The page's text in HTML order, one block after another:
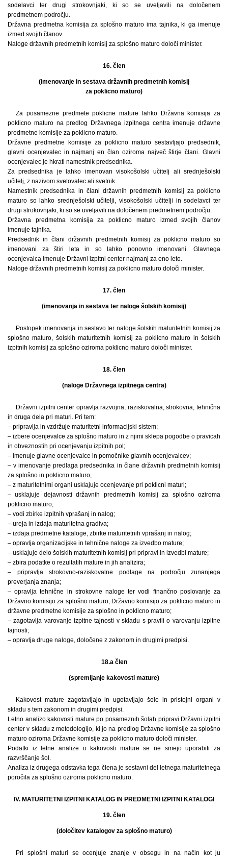
sodelavci ter drugi strokovnjaki, ki so se uveljavili na določenem
predmetnem področju.
Državna predmetna komisija za splošno maturo ima tajnika, ki ga imenuje
izmed svojih članov.
Naloge državnih predmetnih komisij za splošno maturo določi minister.
16. člen
(imenovanje in sestava državnih predmetnih komisij
za poklicno maturo)
Za posamezne predmete poklicne mature lahko Državna komisija za
poklicno maturo na predlog Državnega izpitnega centra imenuje državne
predmetne komisije za poklicno maturo.
Državne predmetne komisije za poklicno maturo sestavljajo predsednik,
glavni ocenjevalec in najmanj en član oziroma največ štirje člani. Glavni
ocenjevalec je hkrati namestnik predsednika.
Za predsednika je lahko imenovan visokošolski učitelj ali srednješolski
učitelj, z nazivom svetovalec ali svetnik.
Namestnik predsednika in člani državnih predmetnih komisij za poklicno
maturo so lahko srednješolski učitelji, visokošolski učitelji in sodelavci ter
drugi strokovnjaki, ki so se uveljavili na določenem predmetnem področju.
Državna predmetna komisija za poklicno maturo izmed svojih članov
imenuje tajnika.
Predsednik in člani državnih predmetnih komisij za poklicno maturo so
imenovani za štiri leta in so lahko ponovno imenovani. Glavnega
ocenjevalca imenuje Državni izpitni center najmanj za eno leto.
Naloge državnih predmetnih komisij za poklicno maturo določi minister.
17. člen
(imenovanja in sestava ter naloge šolskih komisij)
Postopek imenovanja in sestavo ter naloge šolskih maturitetnih komisij za
splošno maturo, šolskih maturitetnih komisij za poklicno maturo in šolskih
izpitnih komisij za splošno oziroma poklicno maturo določi minister.
18. člen
(naloge Državnega izpitnega centra)
Državni izpitni center opravlja razvojna, raziskovalna, strokovna, tehnična
in druga dela pri maturi. Pri tem:
– pripravlja in vzdržuje maturitetni informacijski sistem;
– izbere ocenjevalce za splošno maturo in z njimi sklepa pogodbe o pravicah
in obveznostih pri ocenjevanju izpitnih pol;
– imenuje glavne ocenjevalce in pomočnike glavnih ocenjevalcev;
– v imenovanje predlaga predsednika in člane državnih predmetnih komisij
za splošno in poklicno maturo;
– z maturitetnimi organi usklajuje ocenjevanje pri poklicni maturi;
– usklajuje dejavnosti državnih predmetnih komisij za splošno oziroma
poklicno maturo;
– vodi zbirke izpitnih vprašanj in nalog;
– ureja in izdaja maturitetna gradiva;
– izdaja predmetne kataloge, zbirke maturitetnih vprašanj in nalog;
– opravlja organizacijske in tehnične naloge za izvedbo mature;
– usklajuje delo šolskih maturitetnih komisij pri pripravi in izvedbi mature;
– zbira podatke o rezultatih mature in jih analizira;
– pripravlja strokovno-raziskovalne podlage na področju zunanjega
preverjanja znanja;
– opravlja tehnične in strokovne naloge ter vodi finančno poslovanje za
Državno komisijo za splošno maturo, Državno komisijo za poklicno maturo in
državne predmetne komisije za splošno in poklicno maturo;
– zagotavlja varovanje izpitne tajnosti v skladu s pravili o varovanju izpitne
tajnosti;
– opravlja druge naloge, določene z zakonom in drugimi predpisi.
18.a člen
(spremljanje kakovosti mature)
Kakovost mature zagotavljajo in ugotavljajo šole in pristojni organi v
skladu s tem zakonom in drugimi predpisi.
Letno analizo kakovosti mature po posameznih šolah pripravi Državni izpitni
center v skladu z metodologijo, ki jo na predlog Državne komisije za splošno
maturo oziroma Državne komisije za poklicno maturo določi minister.
Podatki iz letne analize o kakovosti mature se ne smejo uporabiti za
razvrščanje šol.
Analiza iz drugega odstavka tega člena je sestavni del letnega maturitetnega
poročila za splošno oziroma poklicno maturo.
IV. MATURITETNI IZPITNI KATALOG IN PREDMETNI IZPITNI KATALOGI
19. člen
(določitev katalogov za splošno maturo)
Pri splošni maturi se ocenjuje znanje v obsegu in na način kot ju